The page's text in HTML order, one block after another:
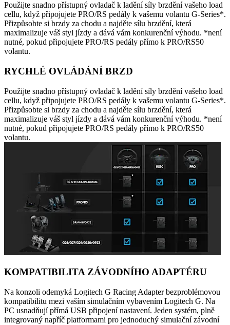
Použijte snadno přístupný ovladač k ladění síly brzdění vašeho load
cellu, když připojujete PRO/RS pedály k vašemu volantu G-Series*.
Přizpůsobte si brzdy za chodu a najděte sílu brzdění, která
maximalizuje váš styl jízdy a dává vám konkurenční výhodu. *není
nutné, pokud připojujete PRO/RS pedály přímo k PRO/RS50
volantu.
RYCHLÉ OVLÁDÁNÍ BRZD
Použijte snadno přístupný ovladač k ladění síly brzdění vašeho load
cellu, když připojujete PRO/RS pedály k vašemu volantu G-Series*.
Přizpůsobte si brzdy za chodu a najděte sílu brzdění, která
maximalizuje váš styl jízdy a dává vám konkurenční výhodu. *není
nutné, pokud připojujete PRO/RS pedály přímo k PRO/RS50
volantu.
KOMPATIBILITA ZÁVODNÍHO ADAPTÉRU
Na konzoli odemyká Logitech G Racing Adapter bezproblémovou
kompatibilitu mezi vaším simulačním vybavením Logitech G. Na
PC usnadňují přímá USB připojení nastavení. Jeden systém, plně
integrovaný napříč platformami pro jednoduchý simulační závodní